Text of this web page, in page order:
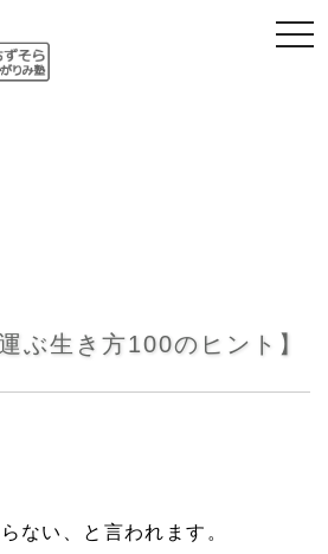
ぶ生き方100のヒント】
ない、と言われます。